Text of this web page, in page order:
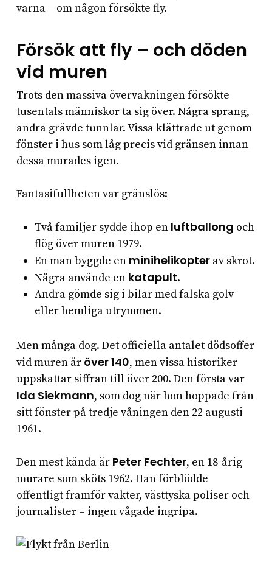
varna – om någon försökte fly.
Försök att fly – och döden
vid muren
Trots den massiva övervakningen försökte
tusentals människor ta sig över. Några sprang,
andra grävde tunnlar. Vissa klättrade ut genom
fönster i hus som låg precis vid gränsen innan
dessa murades igen.
Fantasifullheten var gränslös:
Två familjer sydde ihop en luftballong och
flög över muren 1979.
En man byggde en minihelikopterav skrot.
Några använde en katapult.
Andra gömde sig i bilar med falska golv
eller hemliga utrymmen.
Men många dog. Det officiella antalet dödsoffer
vid muren är över 140, men vissa historiker
uppskattar siffran till över 200. Den första var
Ida Siekmann, som dog när hon hoppade från
sitt fönster på tredje våningen den 22 augusti
1961.
Den mest kända är Peter Fechter, en 18-årig
murare som sköts 1962. Han förblödde
offentligt framför vakter, västtyska poliser och
journalister – ingen vågade ingripa.